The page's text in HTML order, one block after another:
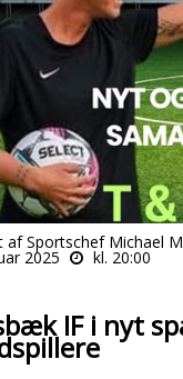
af Sportschef Michael
2025 kl. 20:00
IF i nyt